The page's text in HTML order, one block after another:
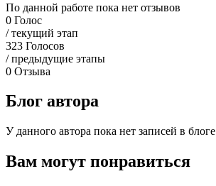
По данной работе пока нет отзывов
0 Голос
/ текущий этап
323 Голосов
/ предыдущие этапы
0 Отзыва
Блог автора
У данного автора пока нет записей в блоге
Вам могут понравиться